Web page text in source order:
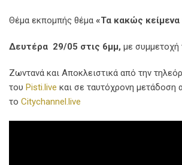
Θέμα εκπομπής θέμα «Τα κακώς
Δευτέρα 29/05 στις 6μμ, με συμμετοχή
Ζωντανά και Αποκλειστικά από την
του Pisti.live και σε ταυτόχρονη μετάδοση
το Citychannel.live